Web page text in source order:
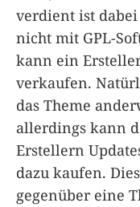
verdient ist dabei
nicht mit GPL-
kann ein
verkaufen.
das Theme
allerdings kann
Erstellern
dazu kaufen.
gegenüber eine